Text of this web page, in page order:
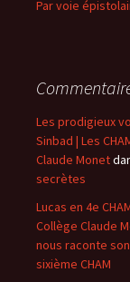
Par voie
Les prodigieux
Sinbad | Les
Claude Monet
secrètes
Lucas en 4e
Collège Claude
nous raconte
sixième CHAM